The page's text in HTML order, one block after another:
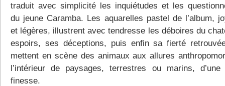
traduit avec simplicité les inquiétudes et les
du jeune Caramba. Les aquarelles pastel de l’album,
et légères, illustrent avec tendresse les déboires du
espoirs, ses déceptions, puis enfin sa fierté
mettent en scène des animaux aux allures
l’intérieur de paysages, terrestres ou marins, d’une
finesse.